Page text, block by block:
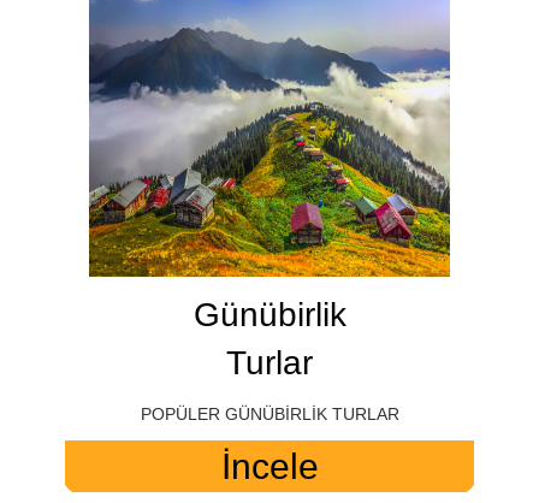
Günübirlik
Turlar
POPÜLER GÜNÜBİRLİK TURLAR
İncele